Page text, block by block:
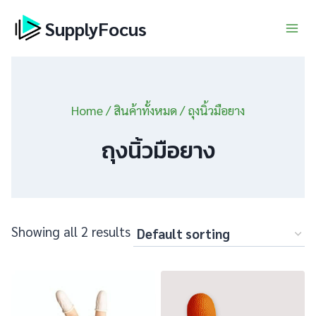
Skip
SupplyFocus
Home/ สินค้าทั้งหมด/ ถุงนิ้วมือยาง
ถุงนิ้วมือยาง
Showing all 2 results